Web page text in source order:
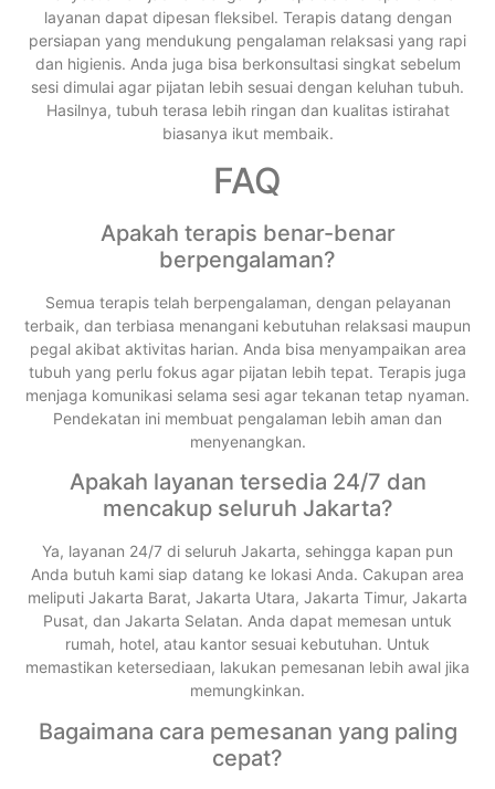
layanan dapat dipesan fleksibel. Terapis datang dengan
persiapan yang mendukung pengalaman relaksasi yang rapi
dan higienis. Anda juga bisa berkonsultasi singkat sebelum
sesi dimulai agar pijatan lebih sesuai dengan keluhan tubuh.
Hasilnya, tubuh terasa lebih ringan dan kualitas istirahat
biasanya ikut membaik.
FAQ
Apakah terapis benar-benar
berpengalaman?
Semua terapis telah berpengalaman, dengan pelayanan
terbaik, dan terbiasa menangani kebutuhan relaksasi maupun
pegal akibat aktivitas harian. Anda bisa menyampaikan area
tubuh yang perlu fokus agar pijatan lebih tepat. Terapis juga
menjaga komunikasi selama sesi agar tekanan tetap nyaman.
Pendekatan ini membuat pengalaman lebih aman dan
menyenangkan.
Apakah layanan tersedia 24/7 dan
mencakup seluruh Jakarta?
Ya, layanan 24/7 di seluruh Jakarta, sehingga kapan pun
Anda butuh kami siap datang ke lokasi Anda. Cakupan area
meliputi Jakarta Barat, Jakarta Utara, Jakarta Timur, Jakarta
Pusat, dan Jakarta Selatan. Anda dapat memesan untuk
rumah, hotel, atau kantor sesuai kebutuhan. Untuk
memastikan ketersediaan, lakukan pemesanan lebih awal jika
memungkinkan.
Bagaimana cara pemesanan yang paling
cepat?